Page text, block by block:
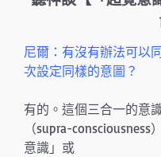
尼爾：有沒有辦法可以
次設定同樣的意圖？
有的。這個三合一的意
（supra-
意識」或